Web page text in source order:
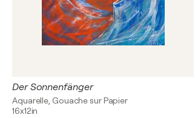
Der Sonnenfänger
Aquarelle, Gouache sur Papier
16x12in